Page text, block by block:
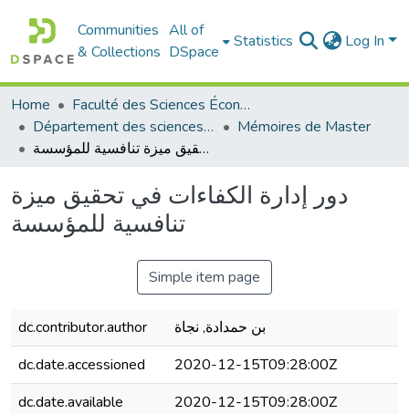
Communities
& Collections
All of
DSpace
Statistics Log In
Home
Faculté des Sciences Économiques Commerciales et des Sciences de Gestion
Département des sciences de gestion
Mémoires de Master
دور إدارة الكفاءات في تحقيق ميزة تنافسية للمؤسسة
دور إدارة الكفاءات في تحقيق ميزة
تنافسية للمؤسسة
Simple item page
dc.contributor.author
بن حمدادة, نجاة
dc.date.accessioned
2020-12-15T09:28:00Z
dc.date.available
2020-12-15T09:28:00Z